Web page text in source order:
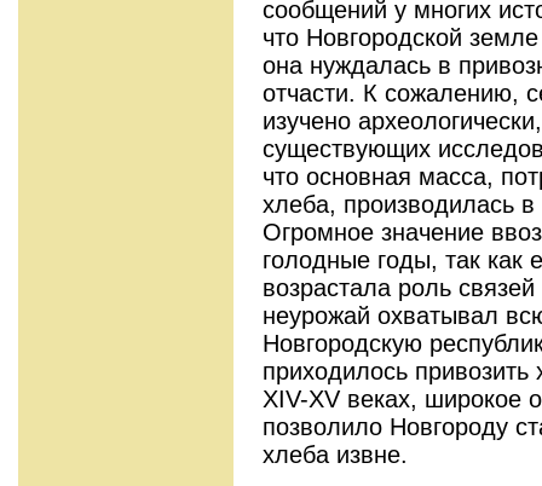
сообщений у многих
что Новгородской
она нуждалась в
отчасти. К сожалению,
изучено
существующих
что основная масса,
хлеба, производилась
Огромное значение
голодные годы, так как
возрастала роль
неурожай охватывал
Новгородскую
приходилось
XIV-XV веках, широкое
позволило Новгороду
хлеба извне.